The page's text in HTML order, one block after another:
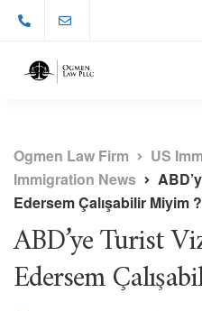
Ogmen Law Firm US
Immigration News
Edersem Çalışabilir Miyim ?
ABD’ye Turist
Edersem